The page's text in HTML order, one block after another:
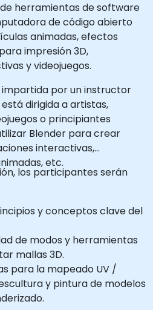
herramientas de software
de código abierto
animadas, efectos
impresión 3D,
y videojuegos.
impartida por un instructor
dirigida a artistas,
o principiantes
Blender para crear
interactivas,
etc.
los participantes serán
y conceptos clave del
de modos y herramientas
mallas 3D.
para la mapeado UV /
y pintura de modelos